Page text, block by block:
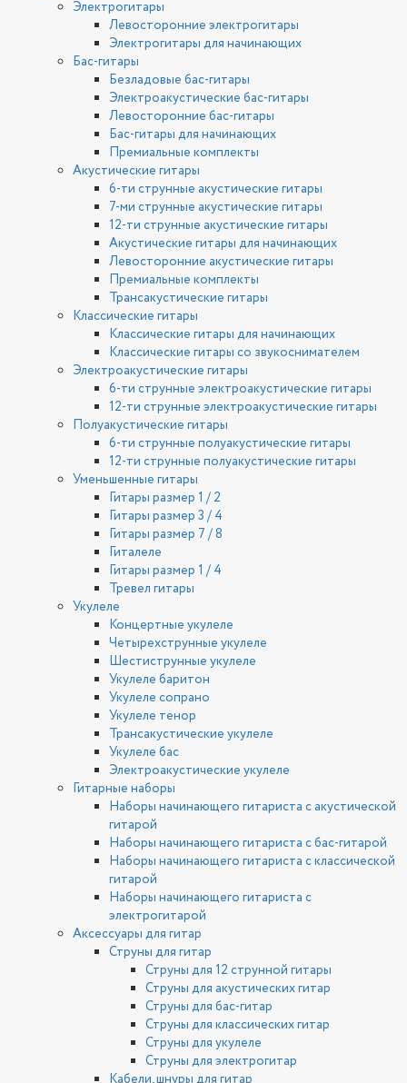
Электрогитары
Левосторонние электрогитары
Электрогитары для начинающих
Бас-гитары
Безладовые бас-гитары
Электроакустические бас-гитары
Левосторонние бас-гитары
Бас-гитары для начинающих
Премиальные комплекты
Акустические гитары
6-ти струнные акустические гитары
7-ми струнные акустические гитары
12-ти струнные акустические гитары
Акустические гитары для начинающих
Левосторонние акустические гитары
Премиальные комплекты
Трансакустические гитары
Классические гитары
Классические гитары для начинающих
Классические гитары со звукоснимателем
Электроакустические гитары
6-ти струнные электроакустические гитары
12-ти струнные электроакустические гитары
Полуакустические гитары
6-ти струнные полуакустические гитары
12-ти струнные полуакустические гитары
Уменьшенные гитары
Гитары размер 1 / 2
Гитары размер 3 / 4
Гитары размер 7 / 8
Гиталеле
Гитары размер 1 / 4
Тревел гитары
Укулеле
Концертные укулеле
Четырехструнные укулеле
Шестиструнные укулеле
Укулеле баритон
Укулеле сопрано
Укулеле тенор
Трансакустические укулеле
Укулеле бас
Электроакустические укулеле
Гитарные наборы
Наборы начинающего гитариста с акустической
гитарой
Наборы начинающего гитариста с бас-гитарой
Наборы начинающего гитариста с классической
гитарой
Наборы начинающего гитариста с
электрогитарой
Аксессуары для гитар
Струны для гитар
Струны для 12 струнной гитары
Струны для акустических гитар
Струны для бас-гитар
Струны для классических гитар
Струны для укулеле
Струны для электрогитар
Кабели, шнуры для гитар